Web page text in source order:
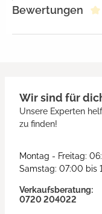
Bewertungen
Wir sind für
Unsere Experten
zu finden!
Montag - Freitag:
Samstag: 07:00 bis
Verkaufsberatung:
0720 204022